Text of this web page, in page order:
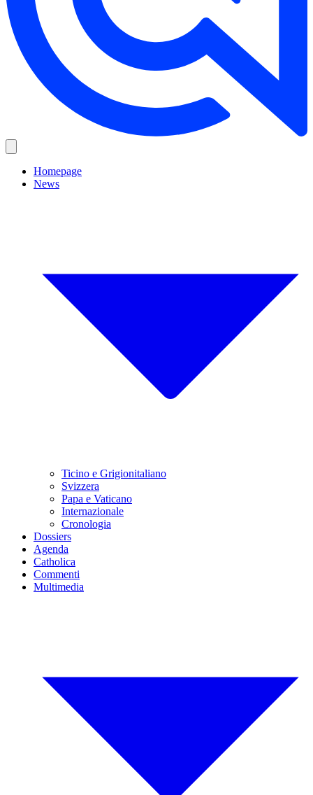
Homepage
News
Ticino e Grigionitaliano
Svizzera
Papa e Vaticano
Internazionale
Cronologia
Dossiers
Agenda
Catholica
Commenti
Multimedia